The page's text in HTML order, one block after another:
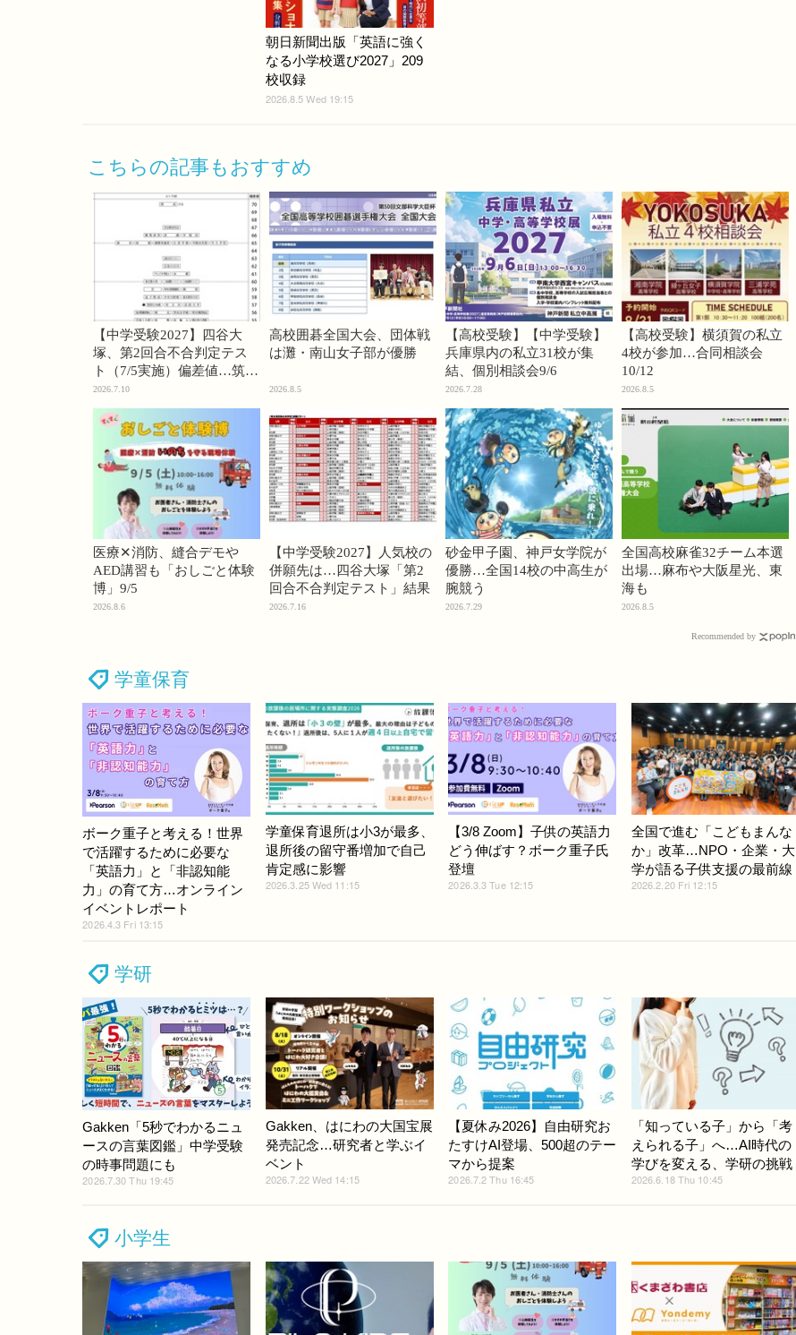
朝日新聞出版「英語に強く
なる小学校選び2027」209
校収録
2026.8.5 Wed 19:15
こちらの記事もおすすめ
【中学受験2027】四谷大
塚、第2回合不合判定テス
ト（7/5実施）偏差値…筑駒
74・桜蔭70＜PR＞
2026.7.10
高校囲碁全国大会、団体戦
は灘・南山女子部が優勝
2026.8.5
【高校受験】【中学受験】
兵庫県内の私立31校が集
結、個別相談会9/6
2026.7.28
【高校受験】横須賀の私立
4校が参加…合同相談会
10/12
2026.8.5
医療✕消防、縫合デモや
AED講習も「おしごと体験
博」9/5
2026.8.6
【中学受験2027】人気校の
併願先は…四谷大塚「第2
回合不合判定テスト」結果
2026.7.16
砂金甲子園、神戸女学院が
優勝…全国14校の中高生が
腕競う
2026.7.29
全国高校麻雀32チーム本選
出場…麻布や大阪星光、東
海も
2026.8.5
Recommended by
学童保育
ボーク重子と考える！世界
で活躍するために必要な
「英語力」と「非認知能
力」の育て方…オンライン
イベントレポート
2026.4.3 Fri 13:15
学童保育退所は小3が最多、
退所後の留守番増加で自己
肯定感に影響
2026.3.25 Wed 11:15
【3/8 Zoom】子供の英語力
どう伸ばす？ボーク重子氏
登壇
2026.3.3 Tue 12:15
全国で進む「こどもまんな
か」改革…NPO・企業・大
学が語る子供支援の最前線
2026.2.20 Fri 12:15
学研
Gakken「5秒でわかるニュ
ースの言葉図鑑」中学受験
の時事問題にも
2026.7.30 Thu 19:45
Gakken、はにわの大国宝展
発売記念…研究者と学ぶイ
ベント
2026.7.22 Wed 14:15
【夏休み2026】自由研究お
たすけAI登場、500超のテー
マから提案
2026.7.2 Thu 16:45
「知っている子」から「考
えられる子」へ…AI時代の
学びを変える、学研の挑戦
2026.6.18 Thu 10:45
小学生